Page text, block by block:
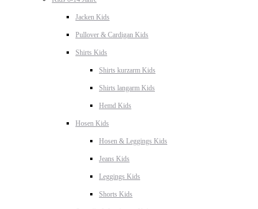
Jacken Kids
Pullover & Cardigan Kids
Shirts Kids
Shirts kurzarm Kids
Shirts langarm Kids
Hemd Kids
Hosen Kids
Hosen & Leggings Kids
Jeans Kids
Leggings Kids
Shorts Kids